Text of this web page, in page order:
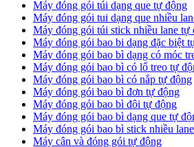
Máy đóng gói túi dạng que tự động
Máy đóng gói tui dạng que nhiều
Máy đóng gói túi stick nhiều lane tự
Máy đóng gói bao bi dạng đặc biệt
Máy đóng gói bao bì dạng có móc
Máy đóng gói bao bì có lổ treo tự
Máy đóng gói bao bì có nắp tự động
Máy đóng gói bao bì đơn tự động
Máy đóng gói bao bì đôi tự động
Máy đóng gói bao bì dạng que tự
Máy đóng gói bao bì stick nhiều
Máy cân và đóng gói tự động